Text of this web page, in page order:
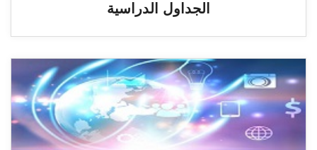
الجداول الدراسية